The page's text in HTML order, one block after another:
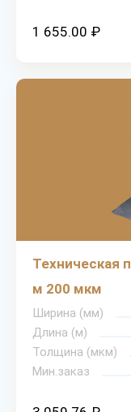
1 655.00 ₽
Техническая
м 200 мкм
Ширина (мм)
Длина (м)
Толщина (мкм)
Мин.заказ